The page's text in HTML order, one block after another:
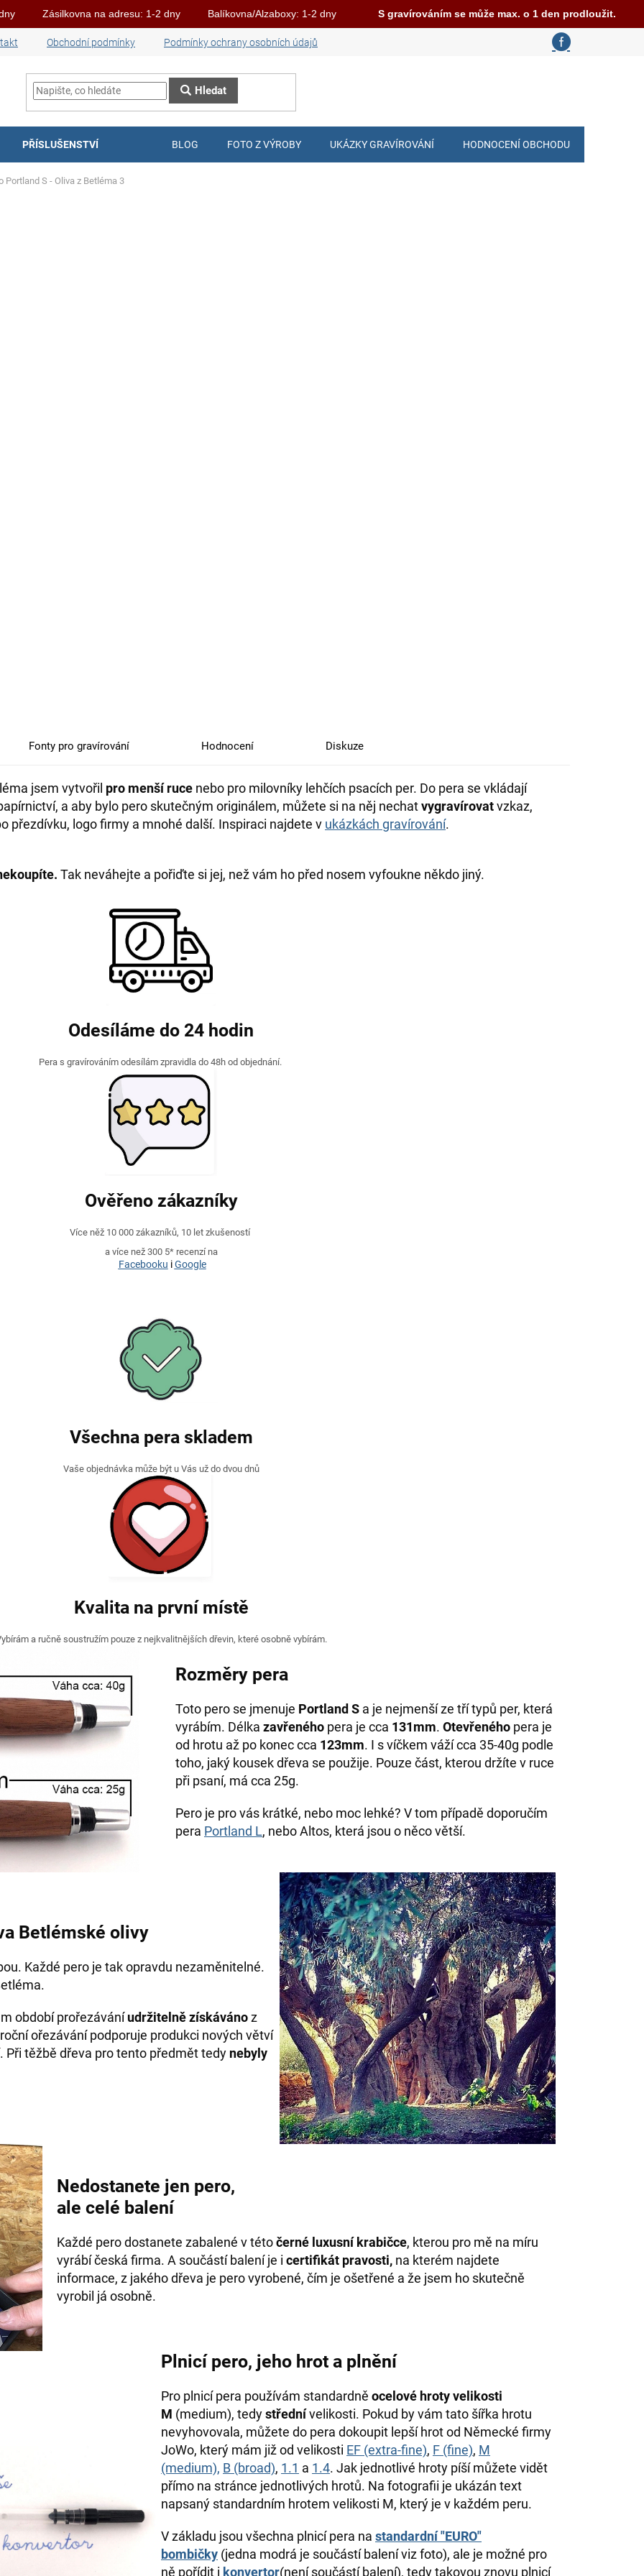
Zásilkovna na adresu: 1-2 dny Balíkovna/Alzaboxy: 1-2 dny S gravírováním se může max. o 1 den prodloužit.
Obchodní podmínky Podmínky ochrany osobních údajů
Hledat
PŘÍSLUŠENSTVÍ BLOG FOTO Z VÝROBY UKÁZKY GRAVÍROVÁNÍ HODNOCENÍ OBCHODU
Portland S - Oliva z Betléma 3
Fonty pro gravírování Hodnocení Diskuze
jsem vytvořil pro menší ruce nebo pro milovníky lehčích psacích per. Do pera se vkládají
a aby bylo pero skutečným originálem, můžete si na něj nechatvygravírovatvzkaz,
přezdívku, logo firmy a mnohé další. Inspiraci najdete v ukázkách gravírování.
Tak neváhejte a pořiďte si jej, než vám ho před nosem vyfoukne někdo jiný.
Odesíláme do 24 hodin
Pera s gravírováním odesílám zpravidla do 48h od objednání.
Ověřeno zákazníky
Více něž 10 000 zákazníků, 10 let zkušeností
a více než 300 5* recenzí na
Facebooku iGoogle
Všechna pera skladem
Vaše objednávka může být u Vás už do dvou dnů
Kvalita na první místě
a ručně soustružím pouze z nejkvalitnějších dřevin, které osobně vybírám.
Rozměry pera
Toto pero se jmenuje Portland S a je nejmenší ze tří typů per, která
vyrábím. Délka zavřeného pera je cca 131mm. Otevřeného pera je
od hrotu až po konec cca 123mm. I s víčkem váží cca 35-40g podle
toho, jaký kousek dřeva se použije. Pouze část, kterou držíte v ruce
při psaní, má cca 25g.
Pero je pro vás krátké, nebo moc lehké? V tom případě doporučím
pera Portland L, nebo Altos, která jsou o něco větší.
Betlémské olivy
Každé pero je tak opravdu nezaměnitelné.
období prořezáváníudržitelně získávánoz
ořezávání podporuje produkci nových větví
těžbě dřeva pro tento předmět tedy nebyly
Nedostanete jen pero,
ale celé balení
Každé pero dostanete zabalené v tétočerné luxusní krabičce, kterou pro mě na míru
vyrábí česká firma. A součástí balení je icertifikát pravosti, na kterém najdete
informace, z jakého dřeva je pero vyrobené, čím je ošetřené a že jsem ho skutečně
vyrobil já osobně.
Plnicí pero, jeho hrot a plnění
Pro plnicí pera používám standardně ocelové hroty velikosti
M (medium), tedystřednívelikosti. Pokud by vám tato šířka hrotu
nevyhovovala, můžete do pera dokoupit lepší hrot od Německé firmy
JoWo, který mám již od velikosti EF (extra-fine), F (fine), M
(medium), B (broad), 1.1 a 1.4. Jak jednotlivé hroty píší můžete vidět
přímo na stránce jednotlivých hrotů. Na fotografii je ukázán text
napsaný standardním hrotem velikosti M, který je v každém peru.
V základu jsou všechna plnicí pera na standardní "EURO"
bombičky (jedna modrá je součástí balení viz foto), ale je možné pro
ně pořídit i konvertor(není součástí balení), tedy takovou znovu plnicí